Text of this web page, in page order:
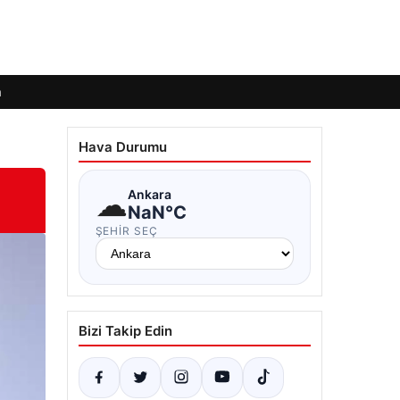
Hava Durumu
☁Ankara
NaN°C
ŞEHIR SEÇ
Bizi Takip Edin